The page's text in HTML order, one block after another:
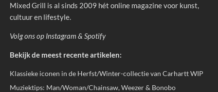
Mixed Grill is al sinds 2009 hét online magazine voor kunst,
cultuur en lifestyle.
Volg ons op Instagram & Spotify
Bekijk de meest recente artikelen:
Klassieke iconen in de Herfst/Winter-collectie van Carhartt WIP
Muziektips: Man/Woman/Chainsaw, Weezer & Bonobo